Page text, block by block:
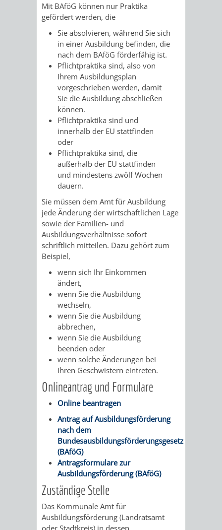
ÄMTER
&
BEHÖRDEN
EINRICHTUNGEN
IN
DER
STADT
FRIEDHÖFE
BESTATTUNGSMÖGLICHKEITEN
HAUPTFRIEDHOF
FRIEDHÖFE
HOHENSACHSEN
FRIEDHOF
FRIEDHOF
OBERFLOCKENBACH
FRIEDHOF
RIPPENWEIER-
SULZBACH
KIRCHEN
KULTUREINRICHTUNGEN
THEATER
MUSEUM
VERANSTALTUNGEN
KINDER
MUSEUM
STADTBIBLIOTHEK
MEDIENANGEBOTE
ONLINE-
KATALOG
VERANSTALTUNGEN
AUSBILDUNG
&
PRAKTIKA
BIBLIOTHEK
LEHRER/INNEN
&
ERZIEHER/INNEN
KINO
VERANSTALTUNGSRÄUME
STADTHALLE
ROLF-
ENGELBRECHT-
HAUS
BÜRGERSAAL
IM
ALTEN
RATHAUS
STADTARCHIV
MELDEKARTEI
VERÖFFENTLICHUNGEN
VERKEHRSINFORMATIONEN
BUSVERKEHRRUFTAXI
CARSHARING
PARK
RIDE
PARKEN
APP
EASYPARKEN
GEOPORTAL
Mit BAföG können nur Praktika
gefördert werden, die
Sie absolvieren, während Sie sich
in einer Ausbildung befinden, die
nach dem BAföG förderfähig ist.
Pflichtpraktika sind, also von
Ihrem Ausbildungsplan
vorgeschrieben werden, damit
Sie die Ausbildung abschließen
können.
Pflichtpraktika sind und
innerhalb der EU stattfinden
oder
Pflichtpraktika sind, die
außerhalb der EU stattfinden
und mindestens zwölf Wochen
dauern.
Sie müssen dem Amt für Ausbildung
jede Änderung der wirtschaftlichen Lage
sowie der Familien- und
Ausbildungsverhältnisse sofort
schriftlich mitteilen. Dazu gehört zum
Beispiel,
wenn sich Ihr Einkommen
ändert,
wenn Sie die Ausbildung
wechseln,
wenn Sie die Ausbildung
abbrechen,
wenn Sie die Ausbildung
beenden oder
wenn solche Änderungen bei
Ihren Geschwistern eintreten.
Onlineantrag und Formulare
Online beantragen
Antrag auf Ausbildungsförderung
nach dem
Bundesausbildungsförderungsgesetz
(BAföG)
Antragsformulare zur
Ausbildungsförderung (BAföG)
Zuständige Stelle
Das Kommunale Amt für
Ausbildungsförderung (Landratsamt
oder Stadtkreis) in dessen